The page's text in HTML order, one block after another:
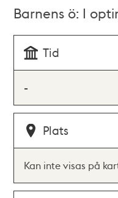
Barnens ö: I
Tid
-
Plats
Kan inte visas på